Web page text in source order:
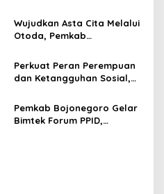
Penghargaan dari Halal
Metric UB.
Wujudkan Asta Cita Melalui
Otoda, Pemkab
Penyelenggaraan
Pemerintahan Terbaik 2025
Perkuat Peran Perempuan
dan Ketangguhan Sosial,
HUT Damkar Jadi Refleksi
Pengabdian
Pemkab Bojonegoro Gelar
Bimtek Forum PPID,